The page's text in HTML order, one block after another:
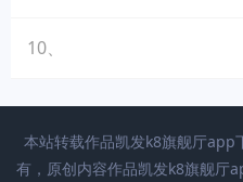
10、
本站转载作品凯发k8旗舰厅app
有，原创内容作品凯发k8旗舰厅